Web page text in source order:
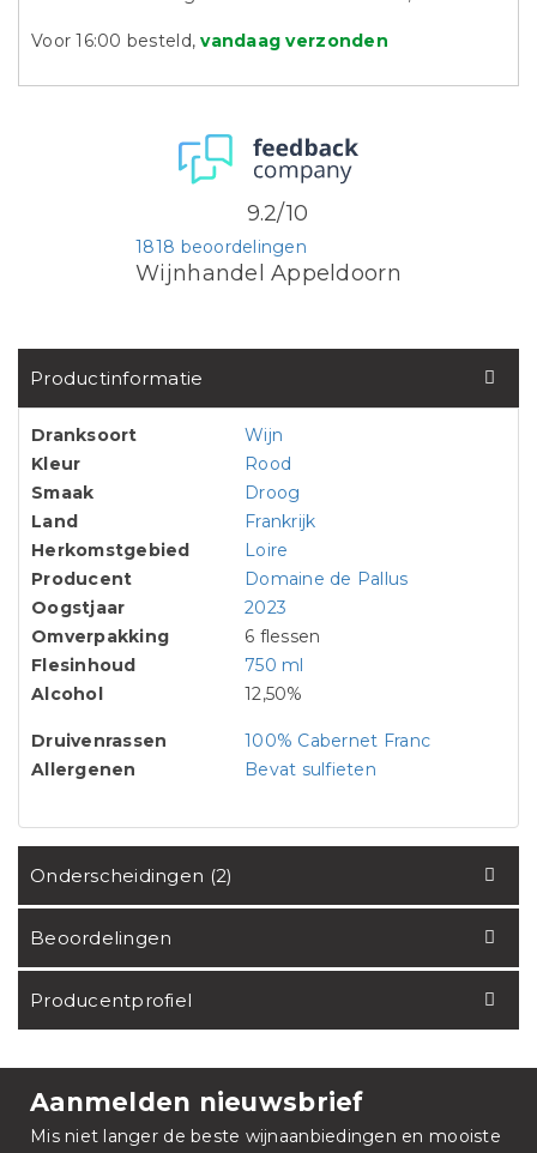
Voor 16:00 besteld,vandaag verzonden
Wijnhandel Appeldoorn
1818 beoordelingen
9.2/10
Productinformatie
Dranksoort
Wijn
Kleur
Rood
Smaak
Droog
Land
Frankrijk
Herkomstgebied
Loire
Producent
Domaine de Pallus
Oogstjaar
2023
Omverpakking
6 flessen
Flesinhoud
750 ml
Alcohol
12,50%
Druivenrassen
100% Cabernet Franc
Allergenen
Bevat sulfieten
Onderscheidingen (2)
Beoordelingen
Producentprofiel
Aanmelden nieuwsbrief
Mis niet langer de beste wijnaanbiedingen en mooiste